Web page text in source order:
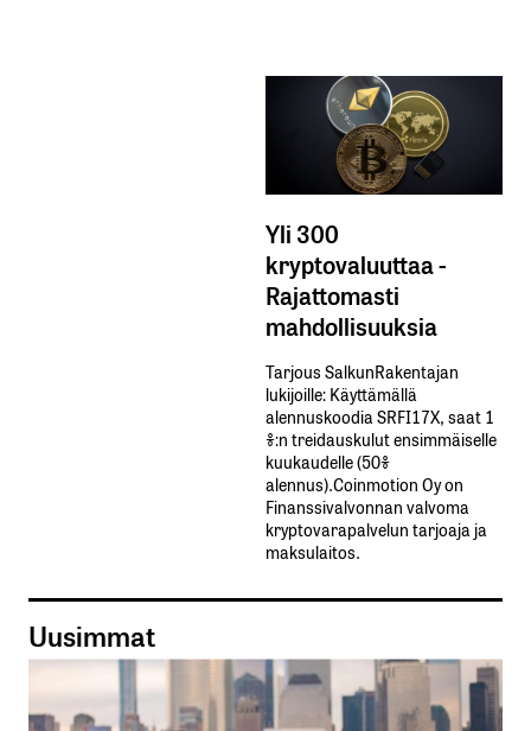
Yli 300
kryptovaluuttaa -
Rajattomasti
mahdollisuuksia
Tarjous SalkunRakentajan
lukijoille: Käyttämällä​ ​
alennuskoodia​ ​SRFI17X,​ ​saat​ ​1
%:n treidauskulut​ ​ensimmäiselle​ ​
kuukaudelle​ ​(50%​ ​
alennus).Coinmotion Oy on
Finanssivalvonnan valvoma
kryptovarapalvelun tarjoaja ja
maksulaitos.
Uusimmat